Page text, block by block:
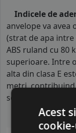
Indicele de
anvelope va
(strat de apa intre
ABS ruland cu 80
superioare. Intre
alta din clasa E
metri,
soferului si
Acest